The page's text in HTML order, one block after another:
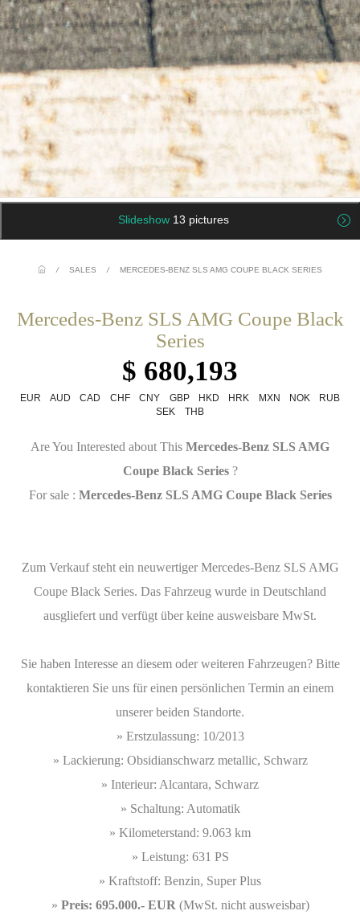
Slideshow 13 pictures
/ SALES / MERCEDES-BENZ SLS AMG COUPE BLACK SERIES
Mercedes-Benz SLS AMG Coupe Black
Series
$ 680,193
EUR AUD CAD CHF CNY GBP HKD HRK MXN NOK
RUB
SEK
THB
Are You Interested about This Mercedes-Benz SLS AMG
Coupe Black Series?
For sale : Mercedes-Benz SLS AMG Coupe Black Series
Zum Verkauf steht ein neuwertiger Mercedes-Benz SLS AMG
Coupe Black Series. Das Fahrzeug wurde in Deutschland
ausgliefert und verfügt über keine ausweisbare MwSt.
Sie haben Interesse an diesem oder weiteren Fahrzeugen? Bitte
kontaktieren Sie uns für einen persönlichen Termin an einem
unserer beiden Standorte.
» Erstzulassung: 10/2013
» Lackierung: Obsidianschwarz metallic, Schwarz
» Interieur: Alcantara, Schwarz
» Schaltung: Automatik
» Kilometerstand: 9.063 km
» Leistung: 631 PS
» Kraftstoff: Benzin, Super Plus
» Preis: 695.000.- EUR (MwSt. nicht ausweisbar)